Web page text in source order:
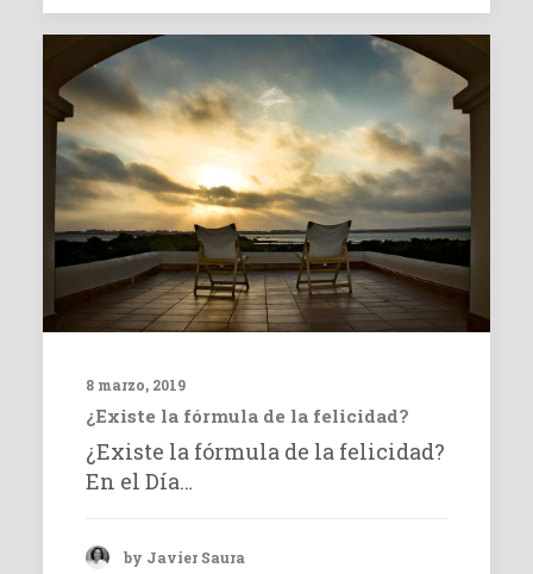
8 marzo, 2019
¿Existe la fórmula de la felicidad?
¿Existe la fórmula de la felicidad?
En el Día…
by Javier Saura